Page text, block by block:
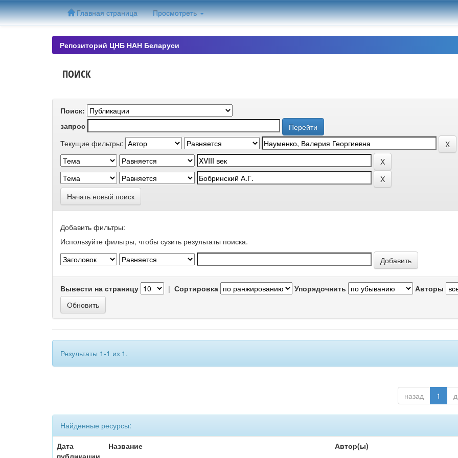
Skip
navigation
Главная страница Просмотреть
Репозиторий ЦНБ НАН Беларуси
ПОИСК
Поиск:
запрос
Текущие фильтры:
Начать новый поиск
Добавить фильтры:
Используйте фильтры, чтобы сузить результаты поиска.
Вывести на страницу | Сортировка Упорядочнить Авторы
Результаты 1-1 из 1.
назад 1
Найденные ресурсы:
Дата
публикации
Название Автор(ы)